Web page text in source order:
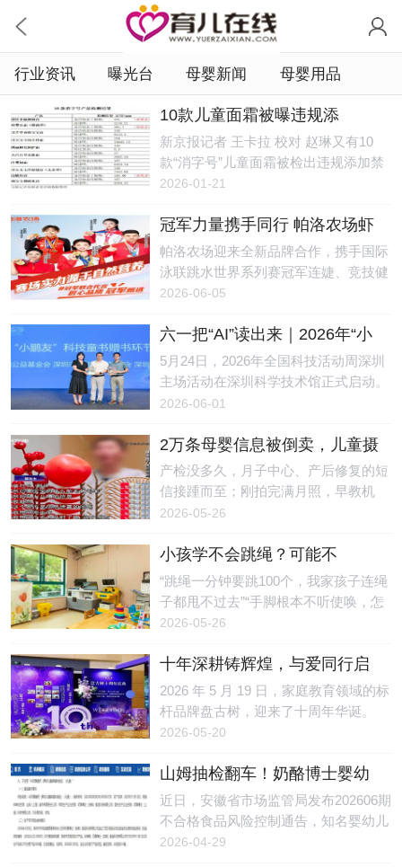
行业资讯 曝光台 母婴新闻 母婴用品
10款儿童面霜被曝违规添
加，“检出禁用激素甚至兽药成
分”
新京报记者 王卡拉 校对 赵琳又有10
款“消字号”儿童面霜被检出违规添加禁
用激素甚至兽药成分。测评博主“老爸
15日在新浪微博发布了上述结果。1月
16日，“这些儿童面霜千万别给宝宝
用”的话题冲上热搜。新京报记者发
现，多个涉事企业都曾被监管部门处
销，但购物平台上仍有部分产品在售。
2021年，“消字号”产品“益芙灵多效特护
抑菌霜”违法添加激素导致婴儿变“大头
娃娃”事件引发公众及监管部门等高度
关注，尽管近年来监管力度不断加大，
2026-01-21
冠军力量携手同行 帕洛农场虾
青素鸡蛋打造品质好蛋
帕洛农场迎来全新品牌合作，携手国际
泳联跳水世界系列赛冠军连婕、竞技健
美操世界杯冠军陶绪、跆拳道世锦赛冠
体操冠军张婧彧达成战略合作。结合专
业运动健康理念，助力国民膳食优化，
促进功能农业与运动健康领域携手发
展。图一: 国际泳联跳水世界系列赛冠
绪图三：跆拳道世锦赛冠军魏梦月
冠军严选：专业眼光印证产品品质
此次签约的五位运动员，分别来自跳
水、健美操、跆拳道、速度滑冰、艺术
体操五大高强度运动项目。长期高密度
2026-06-05
六一把“AI”读出来｜2026年“小
鹏友科技书单”正式发布
5月24日，2026年全国科技活动周深圳
主场活动在深圳科学技术馆正式启动。
活动现场，小鹏公益联合深圳市爱阅公
布“小鹏友科技书单”，并向馆方捐赠了
全套入选图书，在科技馆内设立常
驻“科技阅读角”，为孩子们打造了一方
探索科学的阅读天地。深圳市科协党组
会副主席石兴中，以及全市各区科协与
科技部门负责人、市级科普基地及市属
学会代表、学校师生等200余人共同见
证了这一时刻。从“生态”到“科技”：一
份书单的五年进化“小鹏友科技书单”的
2026-06-01
2万条母婴信息被倒卖，儿童摄
影店主获刑！起底围猎母婴隐
私的黑色产业链
产检没多久，月子中心、产后修复的短
信接踵而至；刚拍完满月照，早教机
构、家政服务的电话轮番轰炸……这
父母。有人或许以为，这只是“大数据
营销”，殊不知，这种精准骚扰背后可
能隐藏着一条将个人信息明码标价的黑
色产业链。近日，济南市槐荫区人民法
关于儿童摄影店老板非法收集、出售客
户信息的刑事案件，此案再次引发公众
对母婴信息泄露的关注。倒卖2万余条
客户信息摄影店主非法牟利获刑案情显
示，赵某是一家儿童摄影店的老板。
2026-05-26
小孩学不会跳绳？可能不
是“笨”，而是感统失调！苏州感
统训练指南来了
“跳绳一分钟要跳100个，我家孩子连绳
子都甩不过去”“手脚根本不听使唤，怎
么教都学不会”——每到开学季的体能
家长的朋友圈。为什么别的孩子轻松就
能连跳几十个，自家孩子却像“手脚分
家”一样？问题的根源可能不在“练得不
够”，而在大脑对身体信号的整合出了
感统失调？感觉统合（简称“感统”），
各感官传来的信息进行整理、分析和处
理，并指挥身体做出适应性反应的能
力。当这套系统运转不畅时，孩子就会
2026-05-26
十年深耕铸辉煌，与爱同行启
新章——盘古树十周年庆典圆
满举行
2026 年 5 月 19 日，家庭教育领域的标
杆品牌盘古树，迎来了十周年华诞。
以“十年深耕，与爱同行 ”为主题的十周
全国各大名校、知名企业、合作机构等
逾 500位各界名流嘉宾齐聚一堂，共同
见证这一里程碑式的荣耀时刻，为盘古
树十年深耕家庭教育的非凡成就而喝
2026-05-20
山姆抽检翻车！奶酪博士婴幼
儿辅食总钠不合格，2589盒已
流入市场
近日，安徽省市场监管局发布202606期
不合格食品风险控制通告，知名婴幼儿
辅食品牌奶酪博士旗下一款婴幼儿罐装
2026-04-29